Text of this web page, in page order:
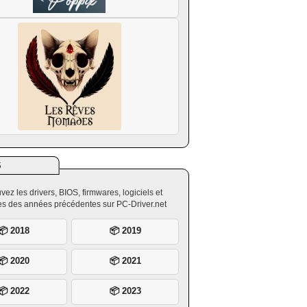
les drivers, BIOS, firmwares, logiciels et
des années précédentes sur PC-Driver.net
2018 📦 2019
2020 📦 2021
2022 📦 2023